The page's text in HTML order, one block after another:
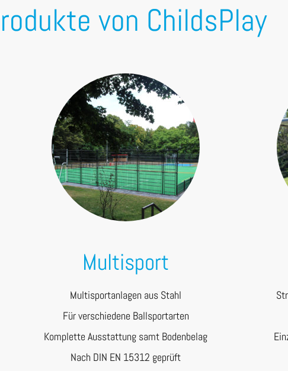
von ChildsPlay
Multisport
Multisportanlagen aus Stahl
Für verschiedene Ballsportarten
Komplette Ausstattung samt Bodenbelag
Nach DIN EN 15312 geprüft